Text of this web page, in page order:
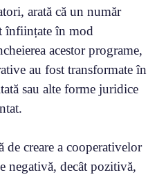
arată că un număr
înființate în mod
acestor programe,
au fost transformate în
sau alte forme juridice
de creare a cooperativelor
negativă, decât pozitivă,